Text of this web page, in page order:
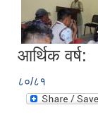
आर्थिक वर्ष:
८०/८१